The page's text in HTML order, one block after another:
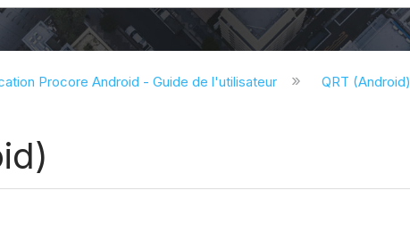
Procore Android - Guide de l'utilisateur QRT (Android)